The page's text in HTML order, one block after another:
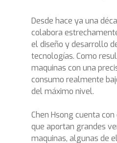
Desde hace ya una
colabora
el diseño y desarrollo
tecnologías. Como
maquinas con una
consumo realmente
del máximo nivel.
Chen Hsong cuenta
que aportan grandes
maquinas, algunas de